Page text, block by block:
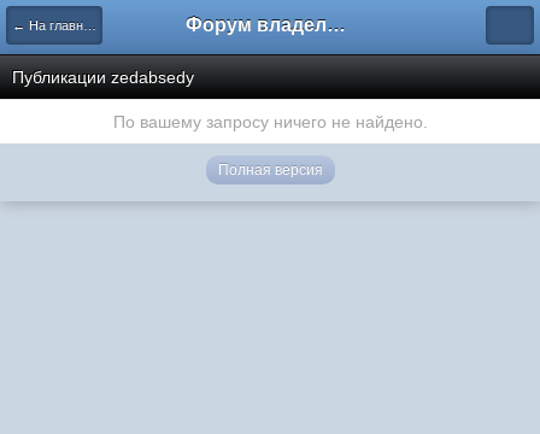
← На главную Форум владельцев интернет-магазинов
Публикации zedabsedy
По вашему запросу ничего не найдено.
Полная версия